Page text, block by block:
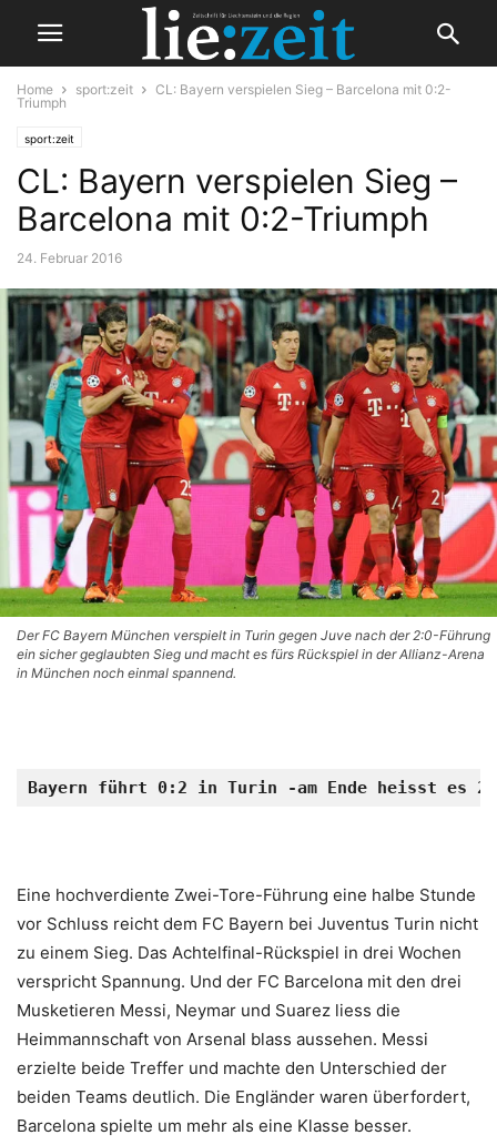
Home sport:zeit
CL: Bayern verspielen Sieg – Barcelona mit 0:2-
Triumph
sport:zeit
CL: Bayern verspielen Sieg –
Barcelona mit 0:2-Triumph
24. Februar 2016
Der FC Bayern München verspielt in Turin gegen Juve nach der 2:0-Führung
ein sicher geglaubten Sieg und macht es fürs Rückspiel in der Allianz-Arena
in München noch einmal spannend.
Bayern führt 0:2 in Turin -am Ende heisst es
Eine hochverdiente Zwei-Tore-Führung eine halbe Stunde
vor Schluss reicht dem FC Bayern bei Juventus Turin nicht
zu einem Sieg. Das Achtelfinal-Rückspiel in drei Wochen
verspricht Spannung. Und der FC Barcelona mit den drei
Musketieren Messi, Neymar und Suarez liess die
Heimmannschaft von Arsenal blass aussehen. Messi
erzielte beide Treffer und machte den Unterschied der
beiden Teams deutlich. Die Engländer waren überfordert,
Barcelona spielte um mehr als eine Klasse besser.